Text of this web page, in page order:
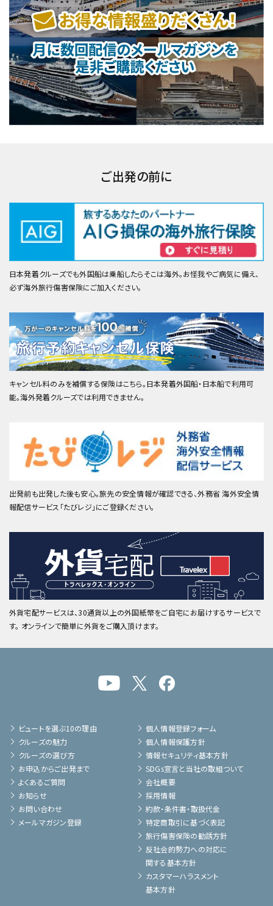
ご出発の前に
日本発着クルーズでも外国船は乗船したらそこは海外。お怪我やご病気に備え、
必ず海外旅行傷害保険にご加入ください。
キャンセル料のみを補償する保険はこちら。日本発着外国船・日本船で利用可
能。海外発着クルーズでは利用できません。
出発前も出発した後も安心。旅先の安全情報が確認できる、外務省 海外安全情
報配信サービス「たびレジ」にご登録ください。
外貨宅配サービスは、30通貨以上の外国紙幣をご自宅にお届けするサービスで
す。 オンラインで簡単に外貨をご購入頂けます。
ビュートを選ぶ10の理由
クルーズの魅力
クルーズの選び方
お申込からご出発まで
よくあるご質問
お知らせ
お問い合わせ
メールマガジン登録
個人情報登録フォーム
個人情報保護方針
情報セキュリティ基本方針
SDGs宣言と当社の取組ついて
会社概要
採用情報
約款・条件書・取扱代金
特定商取引に基づく表記
旅行傷害保険の勧誘方針
反社会的勢力への対応に
関する基本方針
カスタマーハラスメント
基本方針